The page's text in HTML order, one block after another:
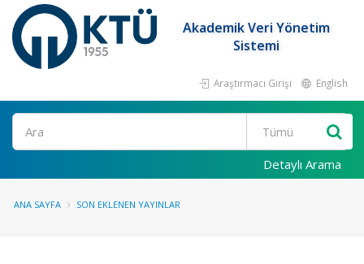
Akademik Veri Yönetim
Sistemi
Araştırmacı Girişi English
Ara
Detaylı Arama
ANA SAYFA SON EKLENEN YAYINLAR